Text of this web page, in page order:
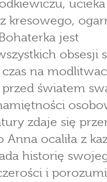
kresowego,
jest
obsesji
na
światem
zdaje się
ocaliła z
historię
i